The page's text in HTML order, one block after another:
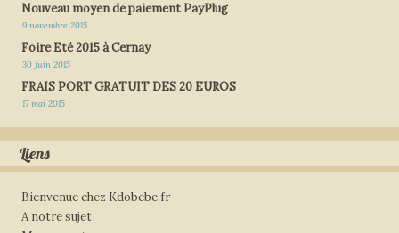
Nouveau moyen de paiement PayPlug
9 novembre 2015
Foire Eté 2015 à Cernay
30 juin 2015
FRAIS PORT GRATUIT DES 20 EUROS
17 mai 2015
Liens
Bienvenue chez Kdobebe.fr
A notre sujet